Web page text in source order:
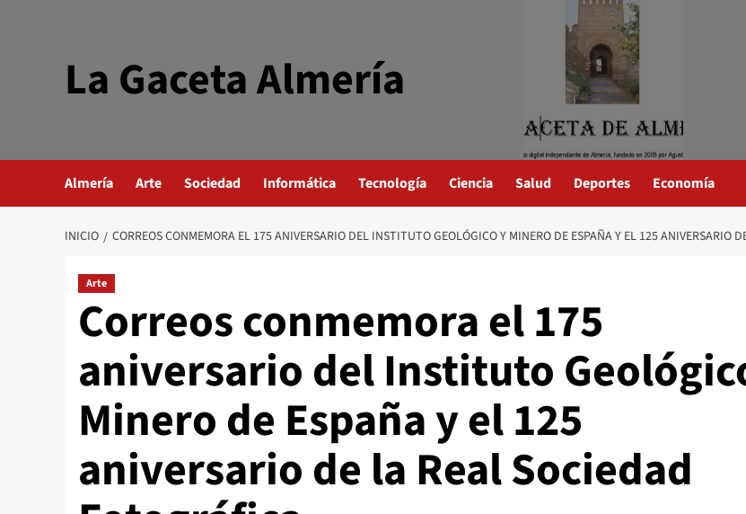
La Gaceta Almería
Almería Arte Sociedad Informática Tecnología Ciencia Salud Deportes Economía
INICIO CORREOS CONMEMORA EL 175 ANIVERSARIO DEL INSTITUTO GEOLÓGICO Y MINERO DE ESPAÑA Y EL
Arte
Correos conmemora el 175
aniversario del Instituto
Minero de España y el 125
aniversario de la Real Sociedad